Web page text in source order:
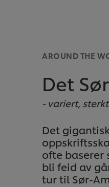
AROUND THE
Det
- variert,
Det
ofte baserer
bli feid av
tur til Sør-